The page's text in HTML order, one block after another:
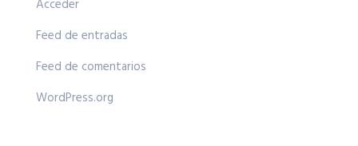
Acceder
Feed de entradas
Feed de comentarios
WordPress.org